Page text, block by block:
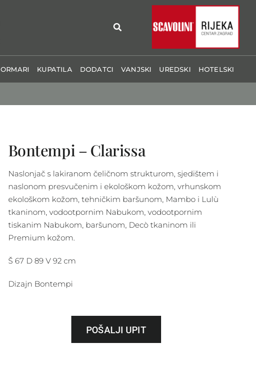
ORMARI KUPATILA DODATCI VANJSKI UREDSKI HOTELSKI
Bontempi – Clarissa
Naslonjač s lakiranom čeličnom strukturom, sjedištem i
naslonom presvučenim i ekološkom kožom, vrhunskom
ekološkom kožom, tehničkim baršunom, Mambo i Lulù
tkaninom, vodootpornim Nabukom, vodootpornim
tiskanim Nabukom, baršunom, Decò tkaninom ili
Premium kožom.
Š 67 D 89 V 92 cm
Dizajn Bontempi
POŠALJI UPIT